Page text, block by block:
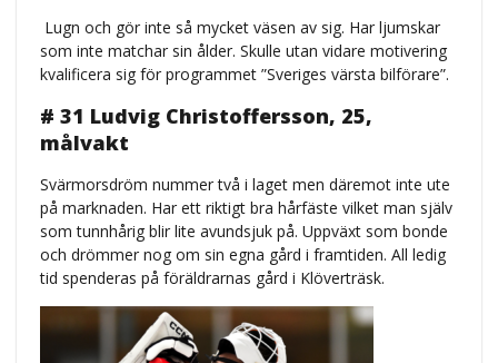
Lugn och gör inte så mycket väsen av sig. Har ljumskar
som inte matchar sin ålder. Skulle utan vidare motivering
kvalificera sig för programmet ”Sveriges värsta bilförare”.
# 31 Ludvig Christoffersson, 25,
målvakt
Svärmorsdröm nummer två i laget men däremot inte ute
på marknaden. Har ett riktigt bra hårfäste vilket man själv
som tunnhårig blir lite avundsjuk på. Uppväxt som bonde
och drömmer nog om sin egna gård i framtiden. All ledig
tid spenderas på föräldrarnas gård i Klöverträsk.